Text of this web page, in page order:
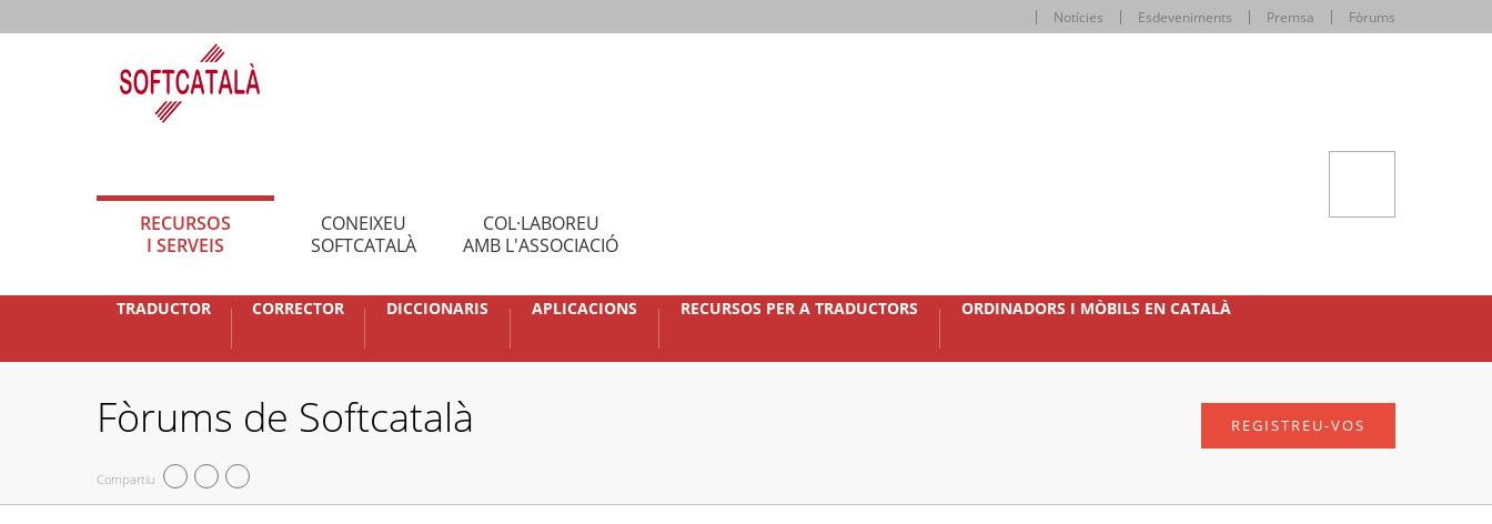
Notícies Esdeveniments Premsa Fòrums
RECURSOS
I SERVEIS
CONEIXEU
SOFTCATALÀ
COL·LABOREU
AMB L'ASSOCIACIÓ
TRADUCTOR CORRECTOR DICCIONARIS APLICACIONS RECURSOS PER A TRADUCTORS ORDINADORS I MÒBILS EN CATALÀ
Fòrums de Softcatalà
Compartiu
REGISTREU-VOS